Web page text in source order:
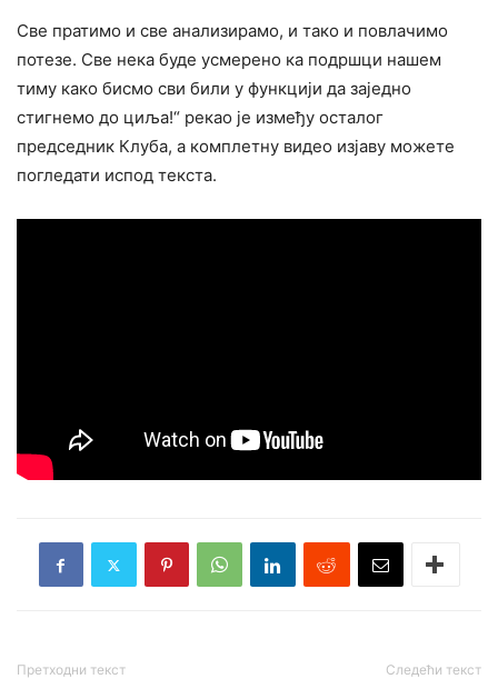
Све пратимо и све анализирамо, и тако и повлачимо
потезе. Све нека буде усмерено ка подршци нашем
тиму како бисмо сви били у функцији да заједно
стигнемо до циља!“ рекао је између осталог
председник Клуба, а комплетну видео изјаву можете
погледати испод текста.
Претходни текст Следећи текст